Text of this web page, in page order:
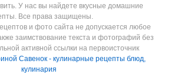
У нас вы найдете вкусные домашние
Все права защищены.
и фото сайта не допускается любое
заимствование текста и фотографий без
активной ссылки на первоисточник
Савенок - кулинарные рецепты блюд,
кулинария